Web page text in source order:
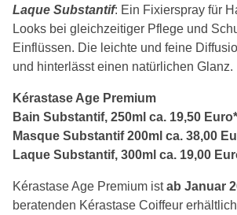
Laque Substantif: Ein Fixierspray für
Looks bei gleichzeitiger Pflege und
Einflüssen. Die leichte und feine
und hinterlässt einen natürlichen Glanz.
Kérastase Age Premium
Bain Substantif, 250ml ca. 19,50 Euro*
Masque Substantif 200ml ca. 38,00
Laque Substantif, 300ml ca. 19,00
Kérastase Age Premium istab Januar
beratenden Kérastase Coiffeur